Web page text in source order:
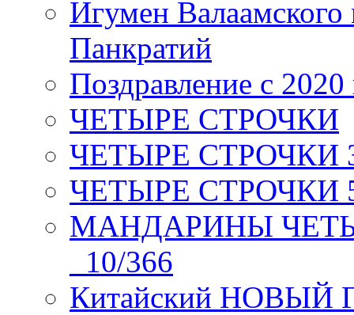
Игумен
Панкратий
Поздравление с 2020
ЧЕТЫРЕ СТРОЧКИ
ЧЕТЫРЕ СТРОЧКИ 3
ЧЕТЫРЕ СТРОЧКИ 5
МАНДАРИНЫ
_10/366
Китайский НОВЫЙ